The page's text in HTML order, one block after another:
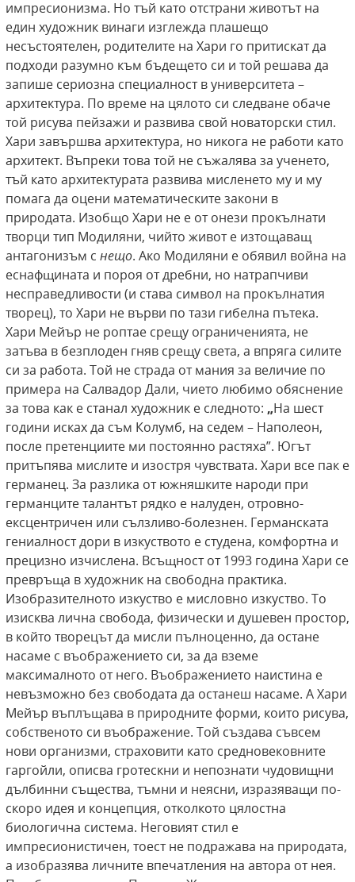
импресионизма. Но тъй като отстрани животът на
един художник винаги изглежда плашещо
несъстоятелен, родителите на Хари го притискат да
подходи разумно към бъдещето си и той решава да
запише сериозна специалност в университета –
архитектура. По време на цялото си следване обаче
той рисува пейзажи и развива свой новаторски стил.
Хари завършва архитектура, но никога не работи като
архитект. Въпреки това той не съжалява за ученето,
тъй като архитектурата развива мисленето му и му
помага да оцени математическите закони в
природата. Изобщо Хари не е от онези прокълнати
творци тип Модиляни, чийто живот е изтощаващ
антагонизъм с нещо. Ако Модиляни е обявил война на
еснафщината и пороя от дребни, но натрапчиви
несправедливости (и става символ на прокълнатия
творец), то Хари не върви по тази гибелна пътека.
Хари Мейър не роптае срещу ограниченията, не
затъва в безплоден гняв срещу света, а впряга силите
си за работа. Той не страда от мания за величие по
примера на Салвадор Дали, чието любимо обяснение
за това как е станал художник е следното: „На шест
години исках да съм Колумб, на седем – Наполеон,
после претенциите ми постоянно растяха”. Югът
притъпява мислите и изостря чувствата. Хари все пак е
германец. За разлика от южняшките народи при
германците талантът рядко е налуден, отровно-
ексцентричен или сълзливо-болезнен. Германската
гениалност дори в изкуството е студена, комфортна и
прецизно изчислена. Всъщност от 1993 година Хари се
превръща в художник на свободна практика.
Изобразителното изкуство е мисловно изкуство. То
изисква лична свобода, физически и душевен простор,
в който творецът да мисли пълноценно, да остане
насаме с въображението си, за да вземе
максималното от него. Въображението наистина е
невъзможно без свободата да останеш насаме. А Хари
Мейър въплъщава в природните форми, които рисува,
собственото си въображение. Той създава съвсем
нови организми, страховити като средновековните
гаргойли, описва гротескни и непознати чудовищни
дълбинни същества, тъмни и неясни, изразяващи по-
скоро идея и концепция, отколкото цялостна
биологична система. Неговият стил е
импресионистичен, тоест не подражава на природата,
а изобразява личните впечатления на автора от нея.